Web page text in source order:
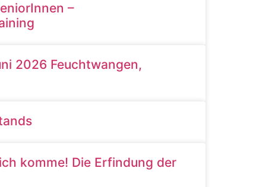
–
2026 Feuchtwangen,
komme! Die Erfindung der